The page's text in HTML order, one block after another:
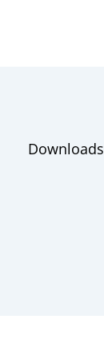
Downloads